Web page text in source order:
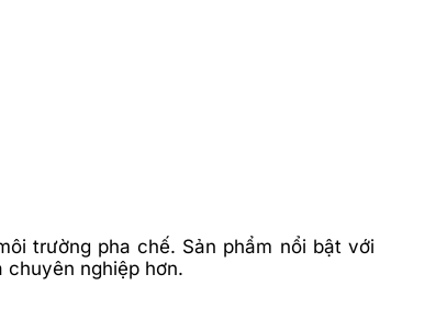
trường pha chế. Sản phẩm nổi bật với
nghiệp hơn.